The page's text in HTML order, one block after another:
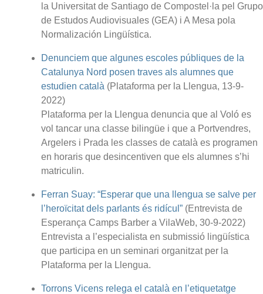
la Universitat de Santiago de Compostel·la pel Grupo
de Estudos Audiovisuales (GEA) i A Mesa pola
Normalización Lingüística.
Denunciem que algunes escoles públiques de la
Catalunya Nord posen traves als alumnes que
estudien català (Plataforma per la Llengua, 13-9-
2022)
Plataforma per la Llengua denuncia que al Voló es
vol tancar una classe bilingüe i que a Portvendres,
Argelers i Prada les classes de català es programen
en horaris que desincentiven que els alumnes s’hi
matriculin.
Ferran Suay: “Esperar que una llengua se salve per
l’heroïcitat dels parlants és ridícul” (Entrevista de
Esperança Camps Barber a VilaWeb, 30-9-2022)
Entrevista a l’especialista en submissió lingüística
que participa en un seminari organitzat per la
Plataforma per la Llengua.
Torrons Vicens relega el català en l’etiquetatge